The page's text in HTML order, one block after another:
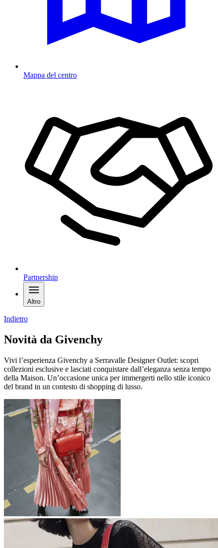
Mappa del centro
Partnership
Altro
Indietro
Novità da Givenchy
Vivi l’esperienza Givenchy a Serravalle Designer Outlet: scopri
collezioni esclusive e lasciati conquistare dall’eleganza senza tempo
della Maison. Un’occasione unica per immergerti nello stile iconico
del brand in un contesto di shopping di lusso.